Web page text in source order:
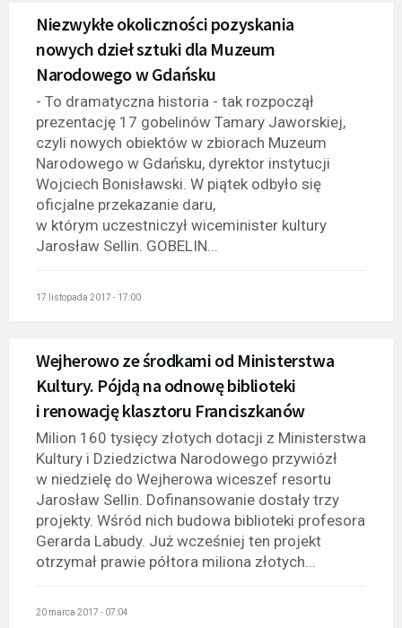
Niezwykłe okoliczności pozyskania
nowych dzieł sztuki dla Muzeum
Narodowego w Gdańsku
- To dramatyczna historia - tak rozpoczął
prezentację 17 gobelinów Tamary Jaworskiej,
czyli nowych obiektów w zbiorach Muzeum
Narodowego w Gdańsku, dyrektor instytucji
Wojciech Bonisławski. W piątek odbyło się
oficjalne przekazanie daru,
w którym uczestniczył wiceminister kultury
Jarosław Sellin. GOBELIN...
17 listopada 2017 - 17:00
Wejherowo ze środkami od Ministerstwa
Kultury. Pójdą na odnowę biblioteki
i renowację klasztoru Franciszkanów
Milion 160 tysięcy złotych dotacji z Ministerstwa
Kultury i Dziedzictwa Narodowego przywiózł
w niedzielę do Wejherowa wiceszef resortu
Jarosław Sellin. Dofinansowanie dostały trzy
projekty. Wśród nich budowa biblioteki profesora
Gerarda Labudy. Już wcześniej ten projekt
otrzymał prawie półtora miliona złotych...
20 marca 2017 - 07:04